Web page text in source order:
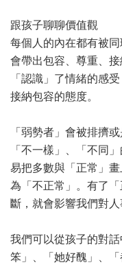
跟孩子聊聊價值觀
每個人的內在都有被
會帶出包容、尊重、
「認識」了情緒的感
接納包容的態度。
「弱勢者」會被排擠
「不一樣」、「不同
易把多數與「正常」
為「不正常」。有了
斷，就會影響我們對人
我們可以從孩子的對
笨」、「她好醜」、「